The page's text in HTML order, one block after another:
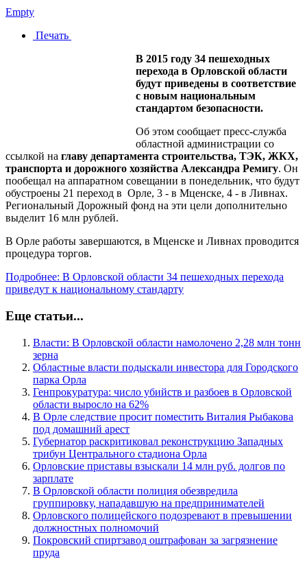
Empty
Печать
В 2015 году 34 пешеходных
перехода в Орловской области
будут приведены в соответствие
с новым национальным
стандартом безопасности.
Об этом сообщает пресс-служба
областной администрации со
ссылкой на главу департамента строительства, ТЭК, ЖКХ,
транспорта и дорожного хозяйства Александра Ремигу. Он
пообещал на аппаратном совещании в понедельник, что будут
обустроены 21 переход в Орле, 3 - в Мценске, 4 - в Ливнах.
Региональный Дорожный фонд на эти цели дополнительно
выделит 16 млн рублей.
В Орле работы завершаются, в Мценске и Ливнах проводится
процедура торгов.
Подробнее: В Орловской области 34 пешеходных перехода
приведут к национальному стандарту
Еще статьи...
Власти: В Орловской области намолочено 2,28 млн тонн
зерна
Областные власти подыскали инвестора для Городского
парка Орла
Генпрокуратура: число убийств и разбоев в Орловской
области выросло на 62%
В Орле следствие просит поместить Виталия Рыбакова
под домашний арест
Губернатор раскритиковал реконструкцию Западных
трибун Центрального стадиона Орла
Орловские приставы взыскали 14 млн руб. долгов по
зарплате
В Орловской области полиция обезвредила
группировку, нападавшую на предпринимателей
Орловского полицейского подозревают в превышении
должностных полномочий
Покровский спиртзавод оштрафован за загрязнение
пруда